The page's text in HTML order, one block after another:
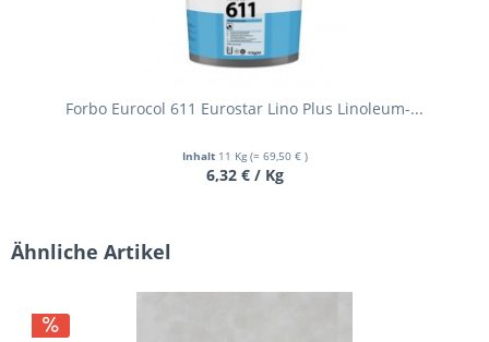
Forbo Eurocol 611 Eurostar Lino Plus Linoleum-...
Inhalt 11 Kg (= 69,50 € )
6,32 € / Kg
Ähnliche Artikel